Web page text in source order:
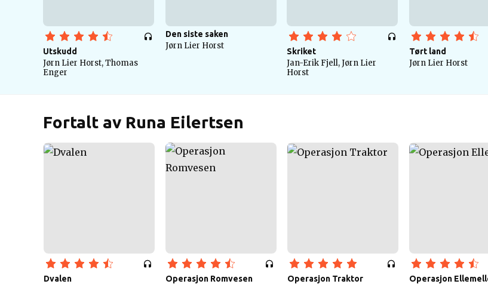
Utskudd
Jørn Lier Horst, Thomas
Enger
Den siste saken
Jørn Lier Horst
Skriket
Jan-Erik Fjell, Jørn Lier
Horst
Tørt land
Jørn Lier Horst
Fortalt av Runa Eilertsen
Dvalen Operasjon Romvesen Operasjon Traktor Operasjon